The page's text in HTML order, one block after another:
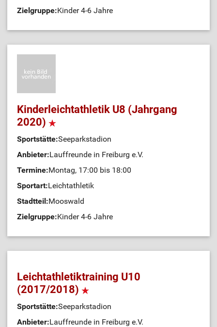
Zielgruppe:Kinder 4-6 Jahre
Kinderleichtathletik U8 (Jahrgang
2020)
Sportstätte:Seeparkstadion
Anbieter:Lauffreunde in Freiburg e.V.
Termine:Montag, 17:00 bis 18:00
Sportart:Leichtathletik
Stadtteil:Mooswald
Zielgruppe:Kinder 4-6 Jahre
Leichtathletiktraining U10
(2017/2018)
Sportstätte:Seeparkstadion
Anbieter:Lauffreunde in Freiburg e.V.